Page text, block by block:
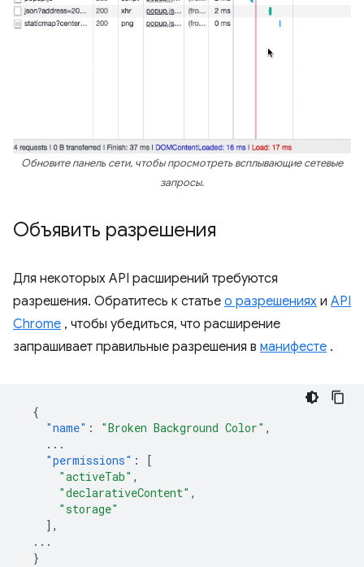
Обновите панель сети, чтобы просмотреть всплывающие сетевые
запросы.
Объявить разрешения
Для некоторых API расширений требуются
разрешения. Обратитесь к статье о разрешениях и API
Chrome , чтобы убедиться, что расширение
запрашивает правильные разрешения в манифесте .
{
"name" : "Broken Background Color" ,
...
"permissions" :
[
"activeTab" ,
"declarativeContent" ,
"storage"
],
...
}